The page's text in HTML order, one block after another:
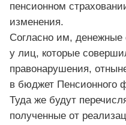
пенсионном
изменения.
Согласно им, денежные
у лиц, которые
правонарушения,
в бюджет Пенсионного
Туда же будут
полученные от